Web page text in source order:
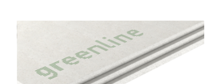
Lastre Gessofibra Greenline
FERMACELL